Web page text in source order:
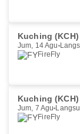
Kuching (KCH)
Jum, 14 Agu
FireFly
Kuching (KCH)
Jum, 7 Agu
FireFly